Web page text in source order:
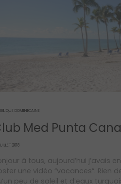
DOMINICAINE
Med Punta Cana
2018
à tous, aujourd’hui j’avais
une vidéo “vacances”. Rien
peu de soleil et d’eaux